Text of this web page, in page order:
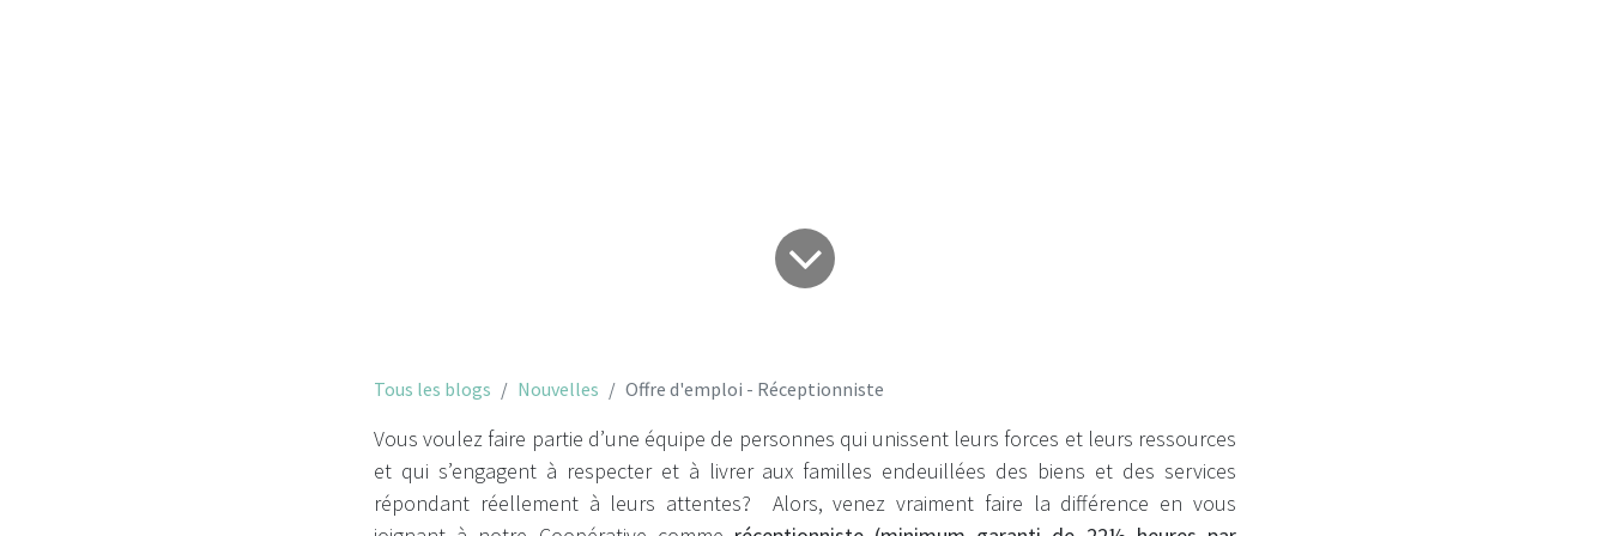
Tous les blogs Nouvelles Offre d'emploi - Réceptionniste
Vous voulez faire partie d’une équipe de personnes qui unissent leurs forces et leurs ressources
et qui s’engagent à respecter et à livrer aux familles endeuillées des biens et des services
répondant réellement à leurs attentes? Alors, venez vraiment faire la différence en vous